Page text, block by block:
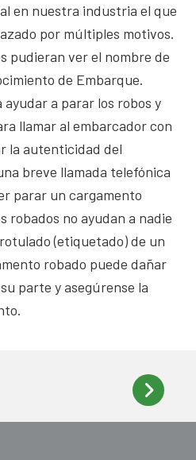
en nuestra industria el que
por múltiples motivos.
pudieran ver el nombre de
de Embarque.
a parar los robos y
llamar al embarcador con
la autenticidad del
breve llamada telefónica
parar un cargamento
robados no ayudan a nadie
(etiquetado) de un
robado puede dañar
parte y asegúrense la